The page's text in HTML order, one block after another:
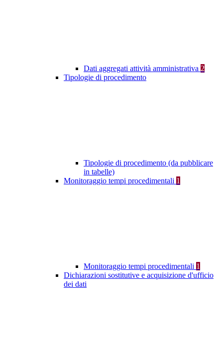
Dati aggregati attività amministrativa 2
Tipologie di procedimento
Tipologie di procedimento (da pubblicare
in tabelle)
Monitoraggio tempi procedimentali 1
Monitoraggio tempi procedimentali 1
Dichiarazioni sostitutive e acquisizione d'ufficio
dei dati